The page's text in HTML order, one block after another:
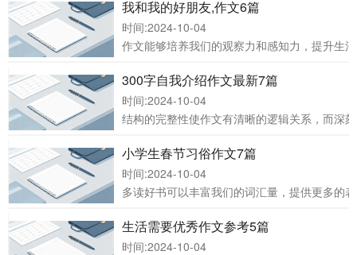
我和我的好朋友,作文6篇
时间:2024-10-04
作文能够培养我们的观察力和感知力，提升生
300字自我介绍作文最新7篇
时间:2024-10-04
结构的完整性使作文有清晰的逻辑关系，而深
小学生春节习俗作文7篇
时间:2024-10-04
多读好书可以丰富我们的词汇量，提供更多的
生活需要优秀作文参考5篇
时间:2024-10-04